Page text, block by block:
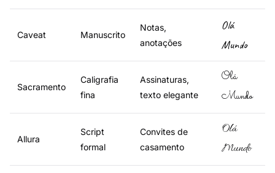
Caveat Manuscrito
Notas,
anotações
Olá
Mundo
Sacramento
Caligrafia
fina
Assinaturas,
texto elegante
Olá
Mundo
Allura
Script
formal
Convites de
casamento
Olá
Mundo